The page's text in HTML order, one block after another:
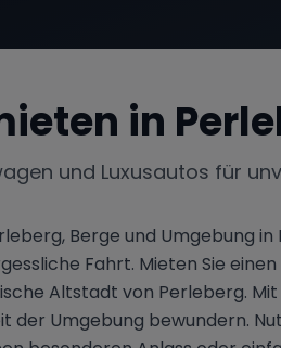
in
und Luxusautos für
Berge und Umgebung
Fahrt. Mieten Sie
Altstadt von Perleberg.
der Umgebung bewundern.